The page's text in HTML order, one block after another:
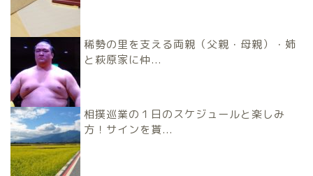
稀勢の里を支える両親（父親・母親）・姉
と萩原家に仲...
相撲巡業の１日のスケジュールと楽しみ
方！サインを貰...